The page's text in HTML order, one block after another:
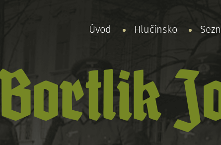
Úvod Hlučínsko
Bortlik